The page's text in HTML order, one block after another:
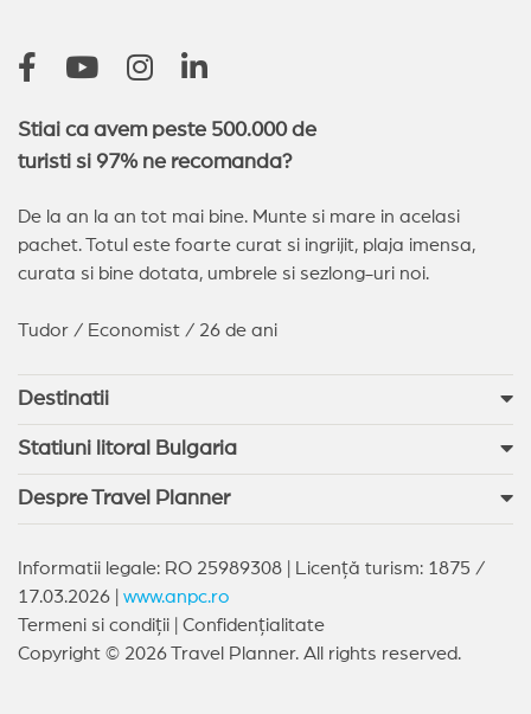
Stiai ca avem peste 500.000 de
turisti si 97% ne recomanda?
De la an la an tot mai bine. Munte si mare in acelasi
pachet. Totul este foarte curat si ingrijit, plaja imensa,
curata si bine dotata, umbrele si sezlong-uri noi.
Tudor / Economist / 26 de ani
Destinatii
Statiuni litoral Bulgaria
Despre Travel Planner
Informatii legale: RO 25989308 | Licență turism: 1875 /
17.03.2026 | www.anpc.ro
Copyright © 2026 Travel Planner. All rights reserved.
Termeni si condiții Confidențialitate